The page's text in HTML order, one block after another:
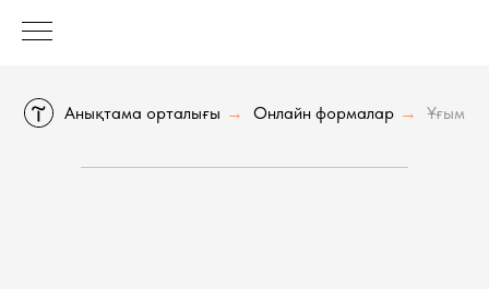
Анықтама орталығы → Онлайн формалар → Ұғым